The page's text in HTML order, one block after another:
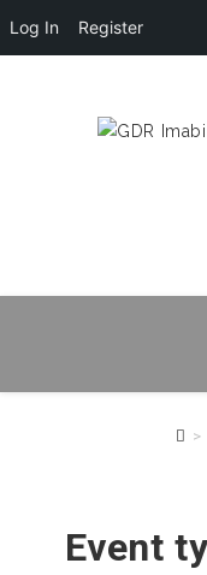
Log In Register
>
Event